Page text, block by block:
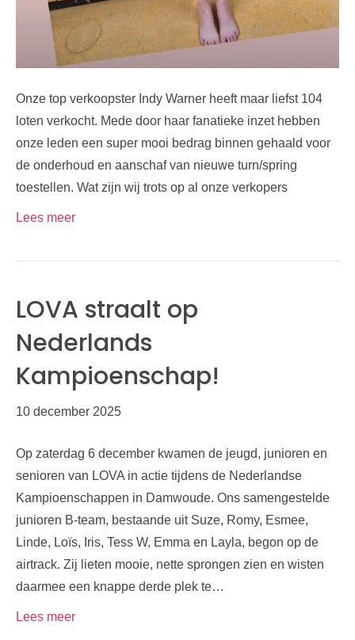
Onze top verkoopster Indy Warner heeft maar liefst 104
loten verkocht. Mede door haar fanatieke inzet hebben
onze leden een super mooi bedrag binnen gehaald voor
de onderhoud en aanschaf van nieuwe turn/spring
toestellen. Wat zijn wij trots op al onze verkopers
Lees meer
LOVA straalt op
Nederlands
Kampioenschap!
10 december 2025
Op zaterdag 6 december kwamen de jeugd, junioren en
senioren van LOVA in actie tijdens de Nederlandse
Kampioenschappen in Damwoude. Ons samengestelde
junioren B-team, bestaande uit Suze, Romy, Esmee,
Linde, Loïs, Iris, Tess W, Emma en Layla, begon op de
airtrack. Zij lieten mooie, nette sprongen zien en wisten
daarmee een knappe derde plek te…
Lees meer